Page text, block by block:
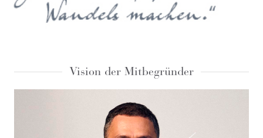
Vision der Mitbegründer